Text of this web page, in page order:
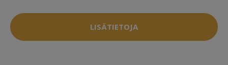
LISÄTIETOJA